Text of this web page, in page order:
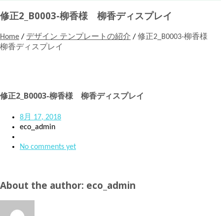
修正2_B0003-柳香様 柳香ディスプレイ
Home / デザイン テンプレートの紹介 / 修正2_B0003-柳香様
柳香ディスプレイ
修正2_B0003-柳香様 柳香ディスプレイ
8月 17, 2018
eco_admin
No comments yet
About the author: eco_admin